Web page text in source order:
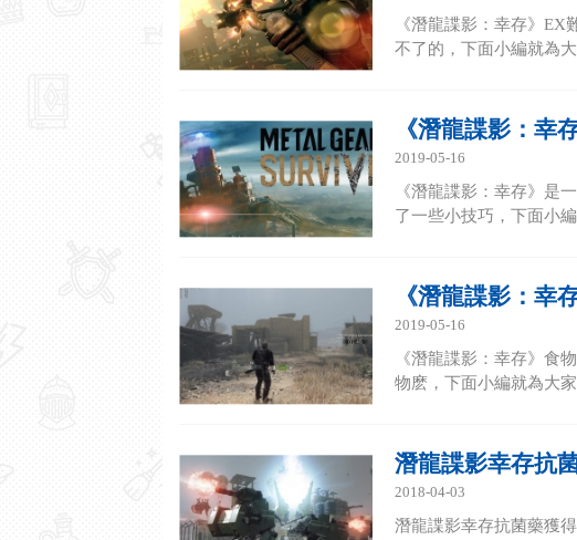
《潛龍諜影：幸存》
不了的，下面小編就為
《潛龍諜影：幸
2019-05-16
《潛龍諜影：幸存》是
了一些小技巧，下面小
《潛龍諜影：幸
2019-05-16
《潛龍諜影：幸存》食
物麽，下面小編就為大
潛龍諜影幸存抗
2018-04-03
潛龍諜影幸存抗菌藥獲